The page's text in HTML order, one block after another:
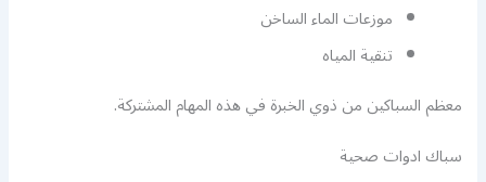
موزعات الماء الساخن
تنقية المياه
معظم السباكين من ذوي الخبرة في هذه المهام المشتركة.
سباك ادوات صحية